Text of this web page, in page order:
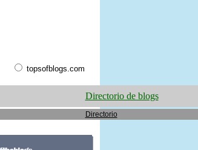
topsofblogs.com
Directorio de blogs
Directorio